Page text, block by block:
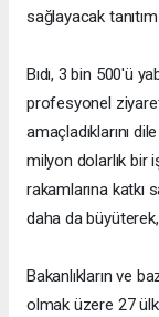
sağlayacak
Bıdı, 3 bin 500'ü
profesyonel
amaçladıklarını
milyon dolarlık bir
rakamlarına katkı
daha da
Bakanlıkların ve
olmak üzere 27